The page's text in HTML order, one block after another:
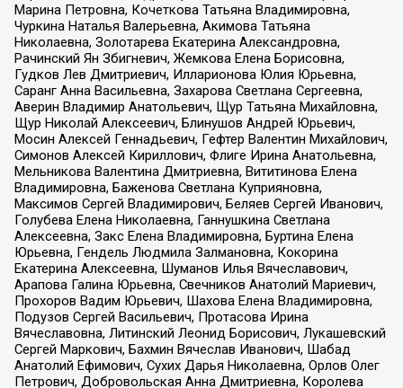
Марина Петровна, Кочеткова Татьяна Владимировна,
Чуркина Наталья Валерьевна, Акимова Татьяна
Николаевна, Золотарева Екатерина Александровна,
Рачинский Ян Збигневич, Жемкова Елена Борисовна,
Гудков Лев Дмитриевич, Илларионова Юлия Юрьевна,
Саранг Анна Васильевна, Захарова Светлана Сергеевна,
Аверин Владимир Анатольевич, Щур Татьяна Михайловна,
Щур Николай Алексеевич, Блинушов Андрей Юрьевич,
Мосин Алексей Геннадьевич, Гефтер Валентин Михайлович,
Симонов Алексей Кириллович, Флиге Ирина Анатольевна,
Мельникова Валентина Дмитриевна, Вититинова Елена
Владимировна, Баженова Светлана Куприяновна,
Максимов Сергей Владимирович, Беляев Сергей Иванович,
Голубева Елена Николаевна, Ганнушкина Светлана
Алексеевна, Закс Елена Владимировна, Буртина Елена
Юрьевна, Гендель Людмила Залмановна, Кокорина
Екатерина Алексеевна, Шуманов Илья Вячеславович,
Арапова Галина Юрьевна, Свечников Анатолий Мариевич,
Прохоров Вадим Юрьевич, Шахова Елена Владимировна,
Подузов Сергей Васильевич, Протасова Ирина
Вячеславовна, Литинский Леонид Борисович, Лукашевский
Сергей Маркович, Бахмин Вячеслав Иванович, Шабад
Анатолий Ефимович, Сухих Дарья Николаевна, Орлов Олег
Петрович, Добровольская Анна Дмитриевна, Королева